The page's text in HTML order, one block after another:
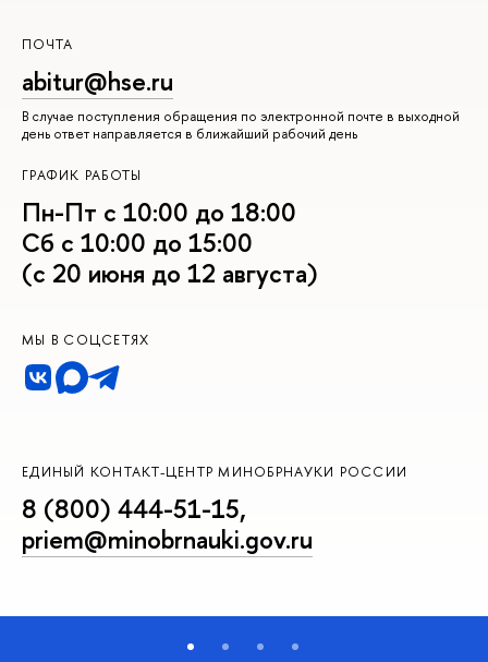
ПОЧТА
abitur@hse.ru
В случае поступления обращения по электронной почте в выходной
день ответ направляется в ближайший рабочий день
ГРАФИК РАБОТЫ
Пн-Пт с 10:00 до 18:00
Сб с 10:00 до 15:00
(с 20 июня до 12 августа)
МЫ В СОЦСЕТЯХ
ЕДИНЫЙ КОНТАКТ-ЦЕНТР МИНОБРНАУКИ РОССИИ
8 (800) 444-51-15,
priem@minobrnauki.gov.ru